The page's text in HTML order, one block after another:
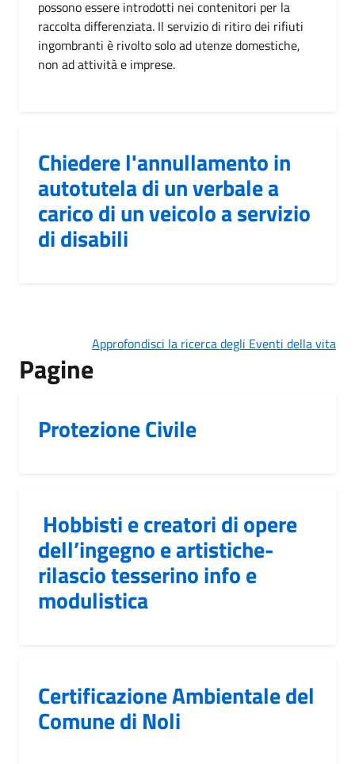
possono essere introdotti nei contenitori per la
raccolta differenziata. Il servizio di ritiro dei rifiuti
ingombranti è rivolto solo ad utenze domestiche,
non ad attività e imprese.
Chiedere l'annullamento in
autotutela di un verbale a
carico di un veicolo a servizio
di disabili
Approfondisci la ricerca degli Eventi della vita
Pagine
Protezione Civile
Hobbisti e creatori di opere
dell’ingegno e artistiche-
rilascio tesserino info e
modulistica
Certificazione Ambientale del
Comune di Noli